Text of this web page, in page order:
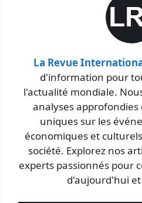
La Revue
d'information pour
l'actualité mondiale.
analyses approfondies
uniques sur les
économiques et
société. Explorez nos
experts passionnés pour
d'aujourd'hui